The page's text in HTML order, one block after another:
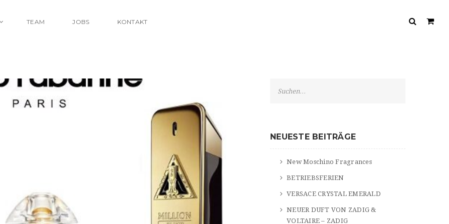
TEAM JOBS KONTAKT
h
NEUESTE BEITRÄGE
New Moschino Fragrances
BETRIEBSFERIEN
VERSACE CRYSTAL EMERALD
NEUER DUFT VON ZADIG &
VOLTAIRE – ZADIG